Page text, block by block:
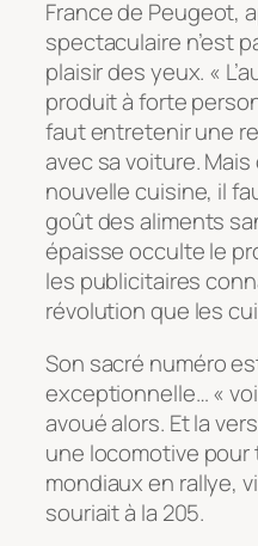
France de Peugeot,
spectaculaire n’est
plaisir des yeux. «
produit à forte
faut entretenir une
avec sa voiture. Mais
nouvelle cuisine, il
goût des aliments
épaisse occulte le
les publicitaires
révolution que les
Son sacré numéro
exceptionnelle… «
avoué alors. Et la
une locomotive pour
mondiaux en rallye,
souriait à la 205.